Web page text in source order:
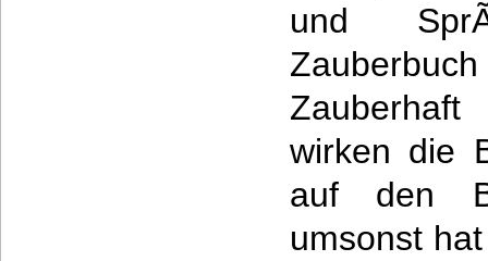
und
wirken die
auf den
umsonst